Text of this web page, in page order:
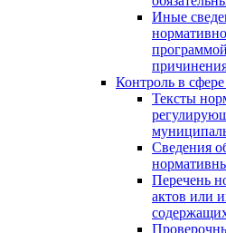
Иные
Контроль в сфере
Тексты
Сведения
Перечень
актов или